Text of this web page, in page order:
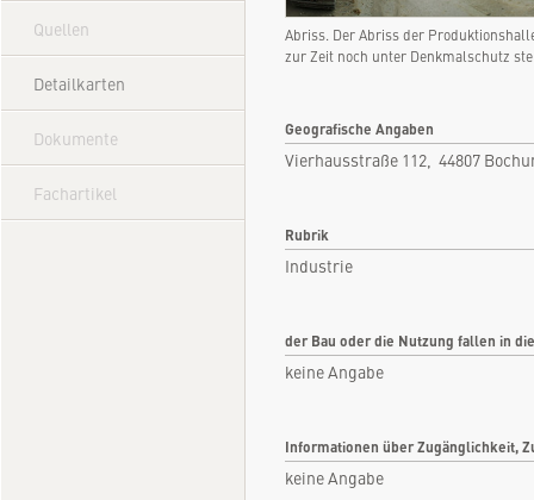
Quellen
Detailkarten
Dokumente
Fachartikel
Abriss. Der Abriss der
zur Zeit noch unter Denkmalschutz
Geografische Angaben
Vierhausstraße 112, 44807
Rubrik
Industrie
der Bau oder die Nutzung fallen in
keine Angabe
Informationen über Zugänglichkeit,
keine Angabe